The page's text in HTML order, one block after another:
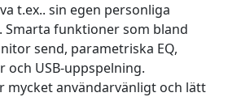
t.ex.. sin egen personliga
Smarta funktioner som bland
send, parametriska EQ,
och USB-uppspelning.
mycket användarvänligt och lätt